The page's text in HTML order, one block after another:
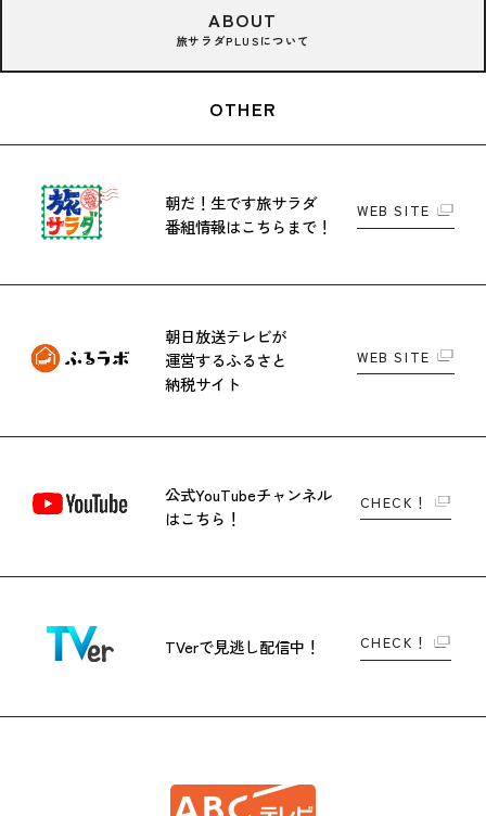
ABOUT
旅サラダPLUSについて
OTHER
朝だ！生です旅サラダ
番組情報はこちらまで！
WEB SITE
朝日放送テレビが
運営するふるさと
納税サイト
WEB SITE
公式YouTubeチャンネル
はこちら！
CHECK！
TVerで見逃し配信中！ CHECK！